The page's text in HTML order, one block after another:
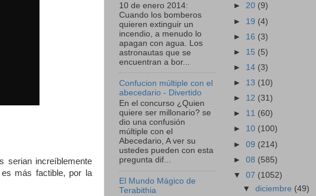
serian increíblemente
más factible, por la
10 de enero 2014:
Cuando los bomberos
quieren extinguir un
incendio, a menudo lo
apagan con agua. Los
astronautas que se
encuentran a bor...
Confucion múltiple con el
abecedario - Divertido
En el concurso ¿Quien
quiere ser millonario? se
dio una confusión
múltiple con el
Abecedario, A ver su
ustedes pueden con esta
pregunta dif...
El Mundo Mágico de
Terabithia
► 20 (9)
► 19 (4)
► 16 (3)
► 15 (5)
► 14 (3)
► 13 (10)
► 12 (31)
► 11 (60)
► 10 (100)
► 09 (214)
► 08 (585)
▼ 07 (1052)
▼diciembre (49)